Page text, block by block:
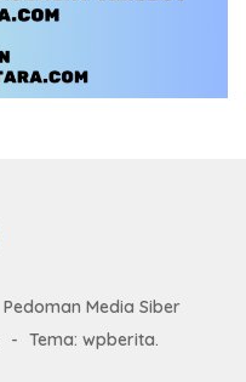
Pedoman Media Siber
- Tema: wpberita.